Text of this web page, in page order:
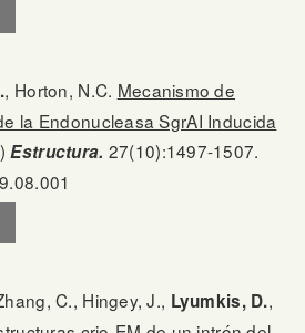
, Horton, N.C. Mecanismo de
la Endonucleasa SgrAI Inducida
Estructura. 27(10):1497-1507.
C., Hingey, J., Lyumkis, D.,